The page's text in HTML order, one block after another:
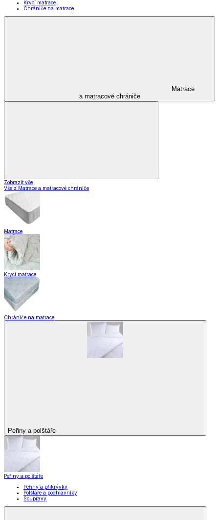
Krycí matrace
Chrániče na matrace
Matrace
a matracové chrániče
Zobrazit vše
Vše z Matrace a matracové chrániče
Matrace
Krycí matrace
Chrániče na matrace
Peřiny a polštáře
Peřiny a polštáře
Peřiny a přikrývky
Polštáře a podhlavníky
Soupravy